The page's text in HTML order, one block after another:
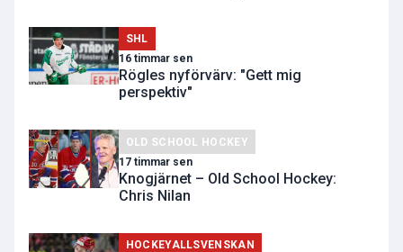
SHL
16 timmar sen
Rögles nyförvärv: "Gett mig
perspektiv"
OLD SCHOOL HOCKEY
17 timmar sen
Knogjärnet – Old School Hockey:
Chris Nilan
HOCKEYALLSVENSKAN